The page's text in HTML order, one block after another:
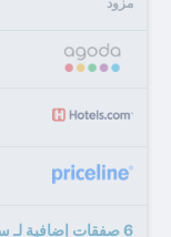
6 صفقات إضافية لـ سويس-بيلهوتيل بورنيو بانجارماسين